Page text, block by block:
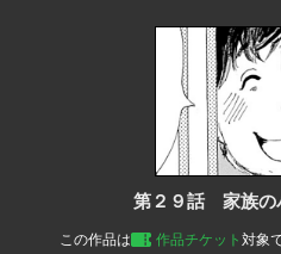
第２９話 家族の
この作品は 作品チケット 対象